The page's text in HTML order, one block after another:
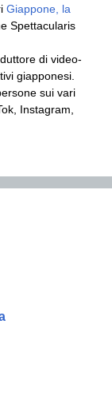
Giappone, la
Spettacularis
di video-
giapponesi.
sui vari
Instagram,